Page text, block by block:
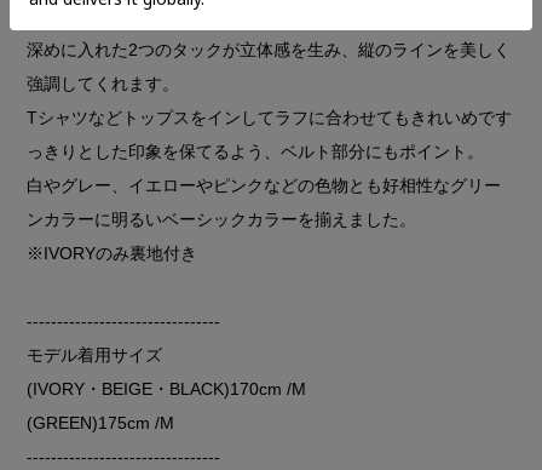
していただけます。
深めに入れた2つのタックが立体感を生み、縦のラインを美しく
強調してくれます。
Tシャツなどトップスをインしてラフに合わせてもきれいめです
っきりとした印象を保てるよう、ベルト部分にもポイント。
白やグレー、イエローやピンクなどの色物とも好相性なグリー
ンカラーに明るいベーシックカラーを揃えました。
※IVORYのみ裏地付き
--------------------------------
モデル着用サイズ
(IVORY・BEIGE・BLACK)170cm /M
(GREEN)175cm /M
--------------------------------